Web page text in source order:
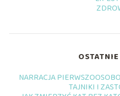
NARRACJA
TAJNIKI I